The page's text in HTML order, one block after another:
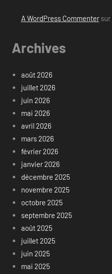
A WordPress Commentersur
Archives
août 2026
juillet 2026
juin 2026
mai 2026
avril 2026
mars 2026
février 2026
janvier 2026
décembre 2025
novembre 2025
octobre 2025
septembre 2025
août 2025
juillet 2025
juin 2025
mai 2025